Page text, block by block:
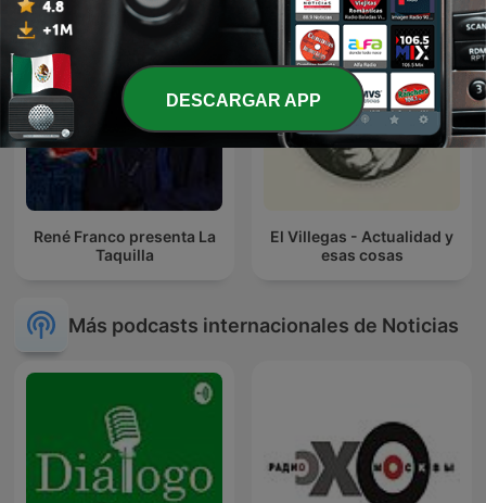
René Franco presenta La
Taquilla
El Villegas - Actualidad y
esas cosas
Más podcasts internacionales de Noticias
DESCARGAR APP